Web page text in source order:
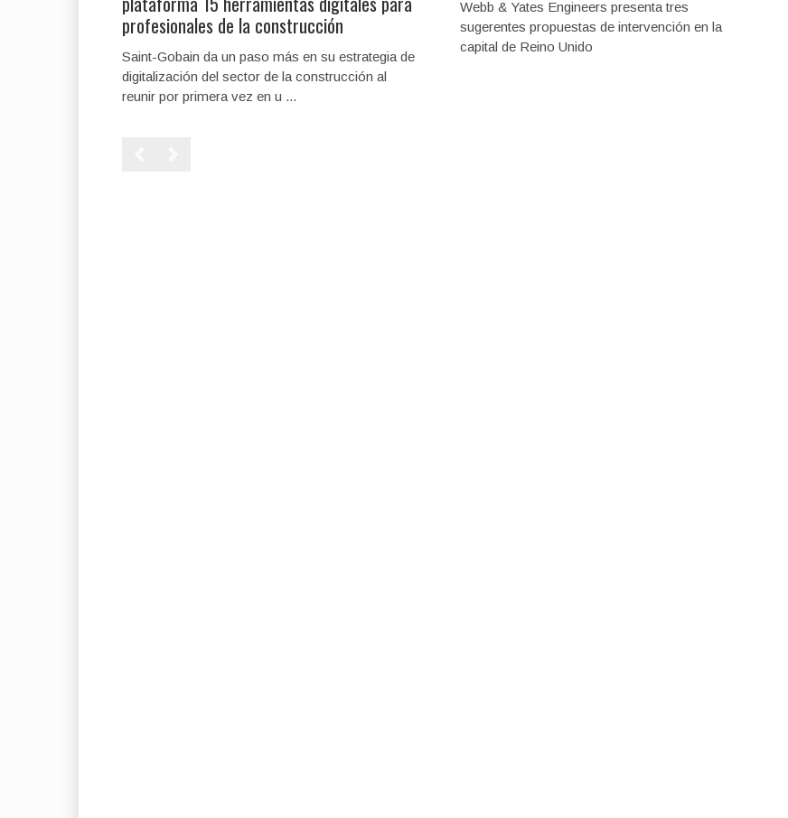
profesionales de la construcción
Saint-Gobain da un paso más en su estrategia de
digitalización del sector de la construcción al
reunir por primera vez en u ...
Webb & Yates Engineers presenta tres
sugerentes propuestas de intervención en la
capital de Reino Unido